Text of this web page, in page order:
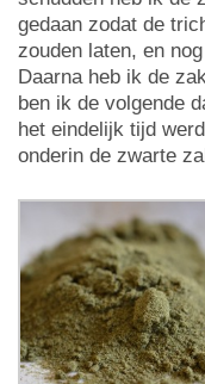
gedaan zodat de
zouden laten, en
Daarna heb ik de
ben ik de volgende
het eindelijk tijd
onderin de zwarte